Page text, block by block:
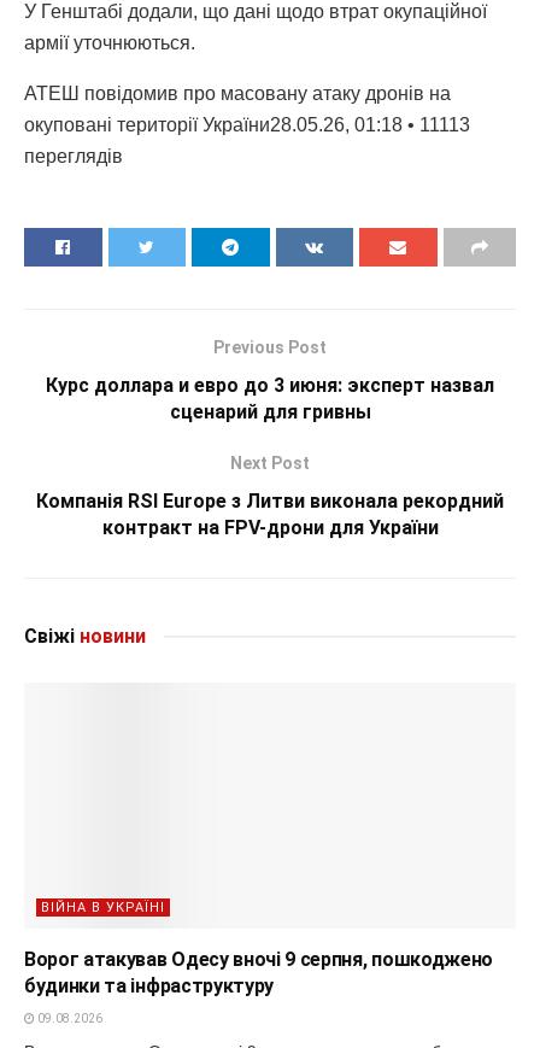
У Генштабі додали, що дані щодо втрат окупаційної
армії уточнюються.
АТЕШ повідомив про масовану атаку дронів на
окуповані території України28.05.26, 01:18 • 11113
переглядiв
Previous Post
Курс доллара и евро до 3 июня: эксперт назвал
сценарий для гривны
Next Post
Компанія RSI Europe з Литви виконала рекордний
контракт на FPV-дрони для України
Свіжі новини
ВІЙНА В УКРАЇНІ
Ворог атакував Одесу вночі 9 серпня, пошкоджено
будинки та інфраструктуру
09.08.2026